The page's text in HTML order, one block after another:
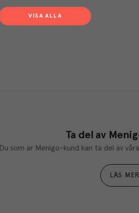
VISA ALLA
Ta del av
Du som är Menigo-kund kan ta del av
LÄS MER